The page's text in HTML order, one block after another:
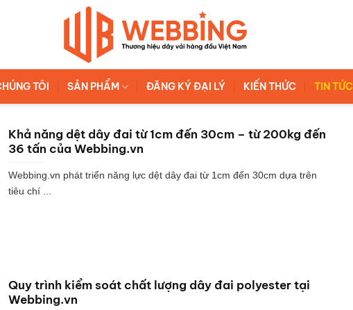
TÔI SẢN PHẨM ĐĂNG KÝ ĐẠI LÝ KIẾN THỨC TIN TỨC
Khả năng dệt dây đai từ 1cm đến 30cm – từ 200kg đến
36 tấn của Webbing.vn
Webbing.vn phát triển năng lực dệt dây đai từ 1cm đến 30cm dựa trên
tiêu chí ...
Quy trình kiểm soát chất lượng dây đai polyester tại
Webbing.vn